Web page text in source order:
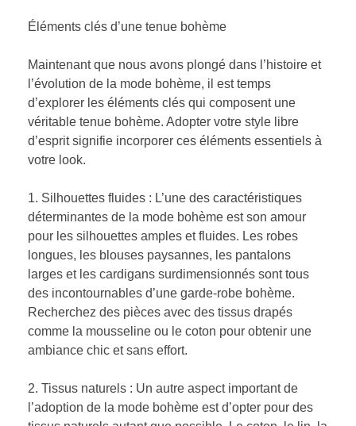
Éléments clés d’une tenue bohème
Maintenant que nous avons plongé dans l’histoire et
l’évolution de la mode bohème, il est temps
d’explorer les éléments clés qui composent une
véritable tenue bohème. Adopter votre style libre
d’esprit signifie incorporer ces éléments essentiels à
votre look.
1. Silhouettes fluides : L’une des caractéristiques
déterminantes de la mode bohème est son amour
pour les silhouettes amples et fluides. Les robes
longues, les blouses paysannes, les pantalons
larges et les cardigans surdimensionnés sont tous
des incontournables d’une garde-robe bohème.
Recherchez des pièces avec des tissus drapés
comme la mousseline ou le coton pour obtenir une
ambiance chic et sans effort.
2. Tissus naturels : Un autre aspect important de
l’adoption de la mode bohème est d’opter pour des